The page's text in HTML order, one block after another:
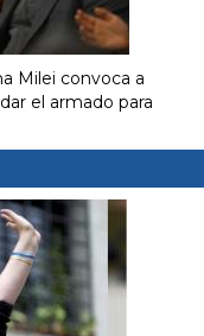
Milei convoca a
el armado para